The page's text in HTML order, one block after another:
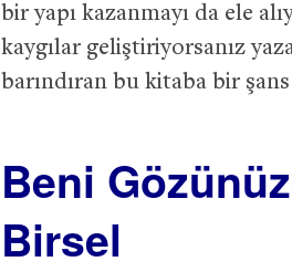
bir yapı kazanmayı da ele
kaygılar geliştiriyorsanız
barındıran bu kitaba bir
Beni
Birsel